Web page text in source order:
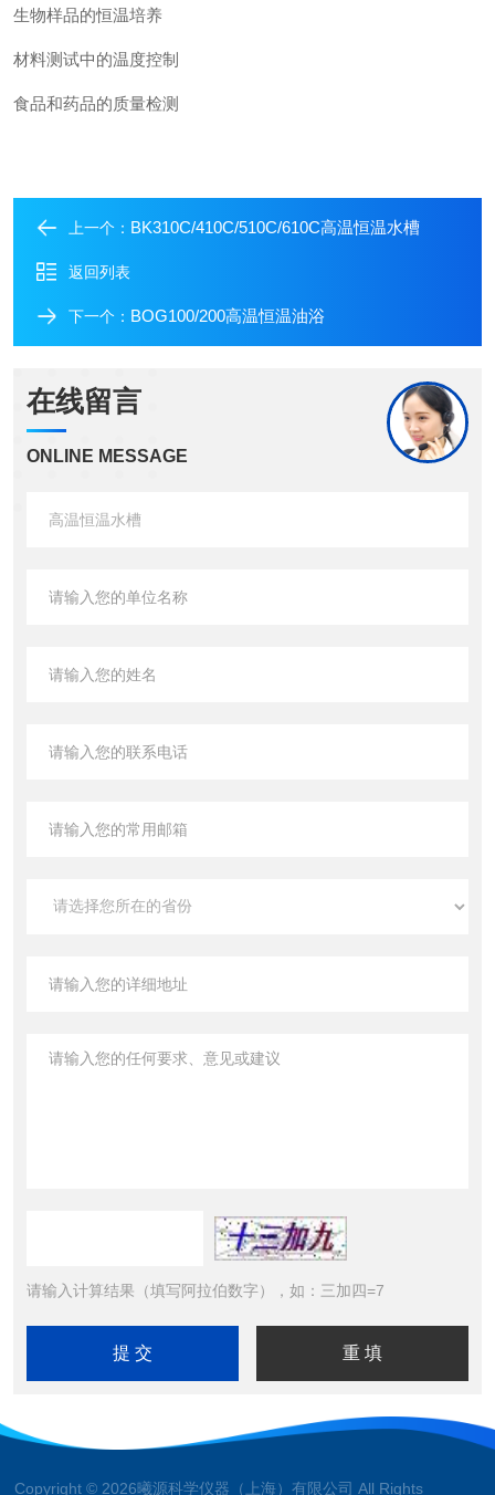
生物样品的恒温培养
材料测试中的温度控制
食品和药品的质量检测
上一个： BK310C/410C/510C/610C高温恒温水槽
返回列表
下一个： BOG100/200高温恒温油浴
在线留言
ONLINE MESSAGE
请输入计算结果（填写阿拉伯数字），如：三加四=7
Copyright © 2026曦源科学仪器（上海）有限公司 All Rights